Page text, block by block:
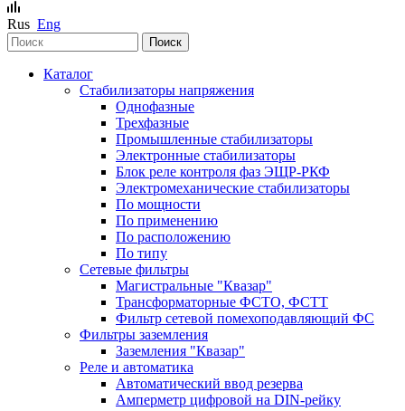
Rus Eng
Каталог
Стабилизаторы напряжения
Однофазные
Трехфазные
Промышленные стабилизаторы
Электронные стабилизаторы
Блок реле контроля фаз ЭЩР-РКФ
Электромеханические стабилизаторы
По мощности
По применению
По расположению
По типу
Сетевые фильтры
Магистральные "Квазар"
Трансформаторные ФСТО, ФСТТ
Фильтр сетевой помехоподавляющий ФС
Фильтры заземления
Заземления "Квазар"
Реле и автоматика
Автоматический ввод резерва
Амперметр цифровой на DIN-рейку